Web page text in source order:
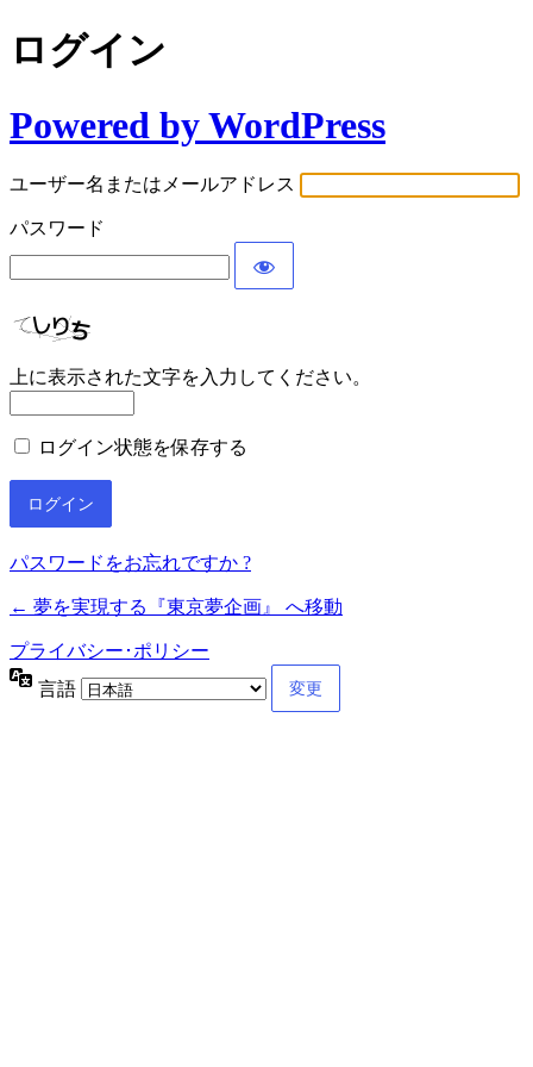
ログイン
Powered by WordPress
ユーザー名またはメールアドレス
パスワード
上に表示された文字を入力してください。
ログイン状態を保存する
パスワードをお忘れですか ?
← 夢を実現する『東京夢企画』 へ移動
プライバシー･ポリシー
言語